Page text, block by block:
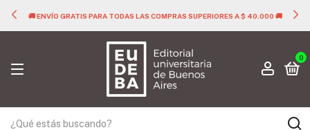
🚚 ENVÍO GRATIS PARA TODAS LAS COMPRAS SUPERIORES A $ 40.000 🚚
0